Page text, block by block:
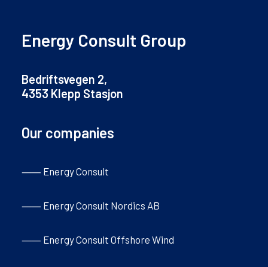
Energy Consult Group
Bedriftsvegen 2,
4353 Klepp Stasjon
Our companies
⸺ Energy Consult
⸺ Energy Consult Nordics AB
⸺ Energy Consult Offshore Wind